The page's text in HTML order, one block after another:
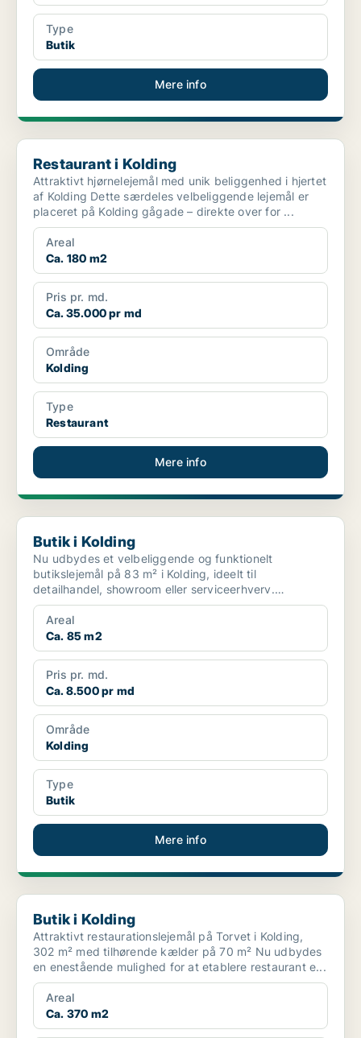
Type
Butik
Mere info
Restaurant i Kolding
Restaurant i Kolding
Attraktivt hjørnelejemål med unik beliggenhed i hjertet
af Kolding Dette særdeles velbeliggende lejemål er
placeret på Kolding gågade – direkte over for ...
Areal
Ca. 180 m2
Pris pr. md.
Ca. 35.000 pr md
Område
Kolding
Type
Restaurant
Mere info
Butik i Kolding
Butik i Kolding
Nu udbydes et velbeliggende og funktionelt
butikslejemål på 83 m² i Kolding, ideelt til
detailhandel, showroom eller serviceerhverv.
Lejemålet fremstår lyst ...
Areal
Ca. 85 m2
Pris pr. md.
Ca. 8.500 pr md
Område
Kolding
Type
Butik
Mere info
Butik i Kolding
Butik i Kolding
Attraktivt restaurationslejemål på Torvet i Kolding,
302 m² med tilhørende kælder på 70 m² Nu udbydes
en enestående mulighed for at etablere restaurant e...
Areal
Ca. 370 m2